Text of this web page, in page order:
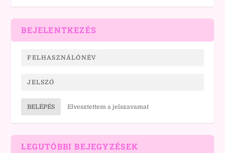
BEJELENTKEZÉS
BELÉPÉS Elvesztettem a jelszavamat
LEGUTÓBBI BEJEGYZÉSEK